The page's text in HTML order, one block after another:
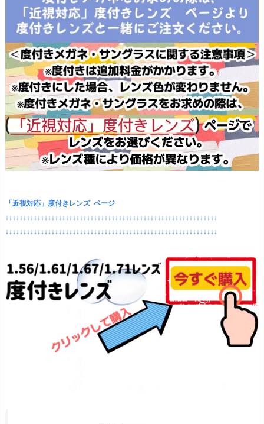
「近視対応」度付きレンズ ページ
↓↓↓↓↓↓↓↓↓↓↓↓↓↓↓↓↓↓↓↓↓↓↓↓↓↓↓↓↓↓↓↓↓↓↓↓↓↓↓↓↓↓↓↓↓↓↓↓↓↓↓↓↓↓↓↓↓↓↓↓
↓↓↓↓↓↓↓↓↓↓↓↓↓↓↓↓↓↓↓↓↓↓↓↓↓↓↓↓↓↓↓↓↓↓↓↓↓↓↓↓↓↓↓↓↓↓↓↓↓↓↓↓↓↓↓↓↓↓↓↓